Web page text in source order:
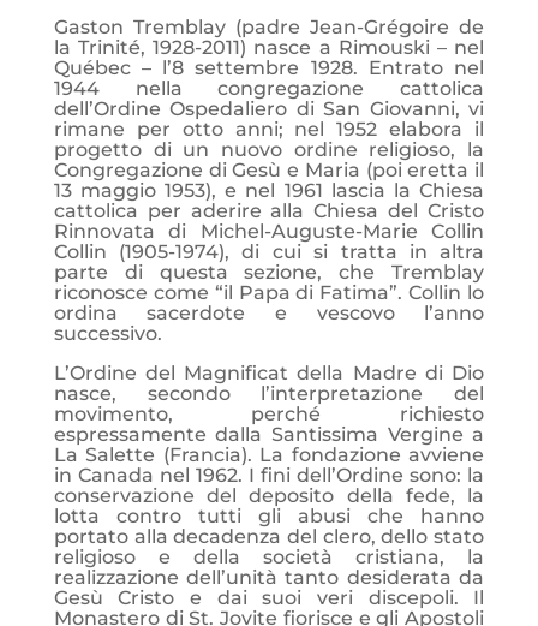
Gaston Tremblay (padre Jean-Grégoire de
la Trinité, 1928-2011) nasce a Rimouski – nel
Québec – l’8 settembre 1928. Entrato nel
1944 nella congregazione cattolica
dell’Ordine Ospedaliero di San Giovanni, vi
rimane per otto anni; nel 1952 elabora il
progetto di un nuovo ordine religioso, la
Congregazione di Gesù e Maria (poi eretta il
13 maggio 1953), e nel 1961 lascia la Chiesa
cattolica per aderire alla Chiesa del Cristo
Rinnovata di Michel-Auguste-Marie Collin
Collin (1905-1974), di cui si tratta in altra
parte di questa sezione, che Tremblay
riconosce come “il Papa di Fatima”. Collin lo
ordina sacerdote e vescovo l’anno
successivo.
L’Ordine del Magnificat della Madre di Dio
nasce, secondo l’interpretazione del
movimento, perché richiesto
espressamente dalla Santissima Vergine a
La Salette (Francia). La fondazione avviene
in Canada nel 1962. I fini dell’Ordine sono: la
conservazione del deposito della fede, la
lotta contro tutti gli abusi che hanno
portato alla decadenza del clero, dello stato
religioso e della società cristiana, la
realizzazione dell’unità tanto desiderata da
Gesù Cristo e dai suoi veri discepoli.
Il
Monastero di St. Jovite fiorisce e gli Apostoli